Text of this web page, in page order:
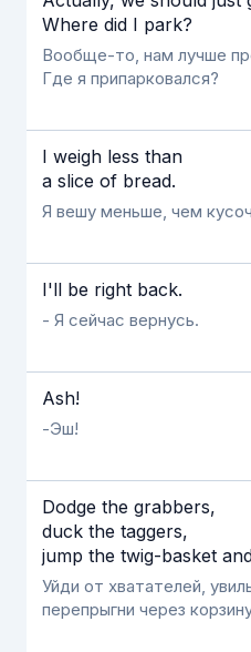
Where did I park?
Вообще-то, нам лучше
Где я припарковался?
I weigh less than
a slice of bread.
Я вешу меньше, чем
I'll be right back.
- Я сейчас вернусь.
Ash!
-Эш!
Dodge the grabbers,
duck the taggers,
jump the twig-basket
Уйди от хватателей,
перепрыгни через